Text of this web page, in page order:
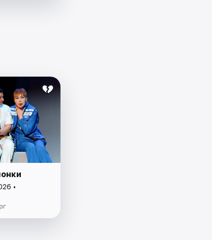
•